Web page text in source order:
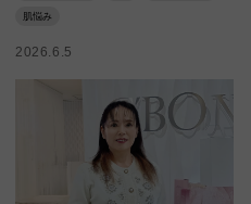
肌悩み
2026.6.5